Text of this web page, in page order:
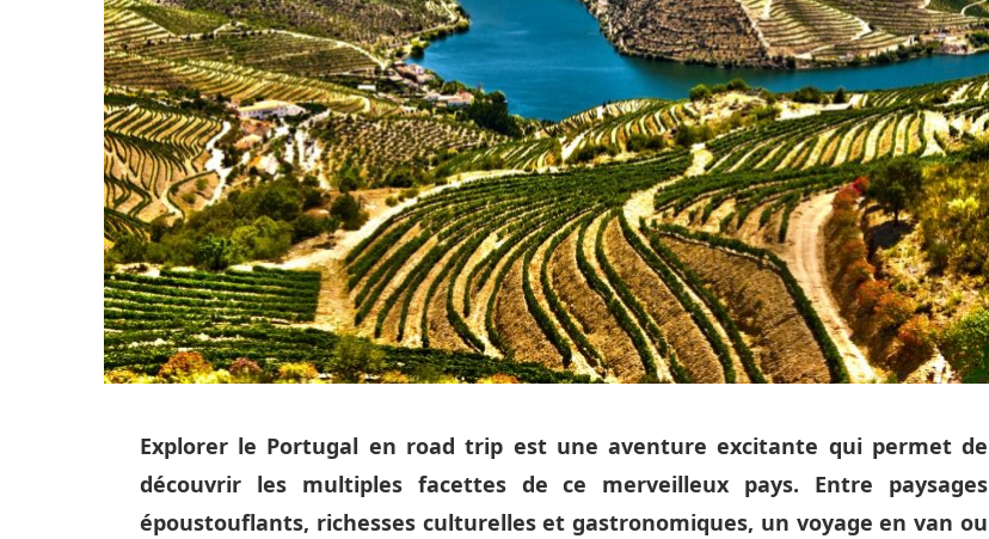
Explorer le Portugal en road trip est une aventure excitante qui permet de
découvrir les multiples facettes de ce merveilleux pays. Entre paysages
époustouflants, richesses culturelles et gastronomiques, un voyage en van ou